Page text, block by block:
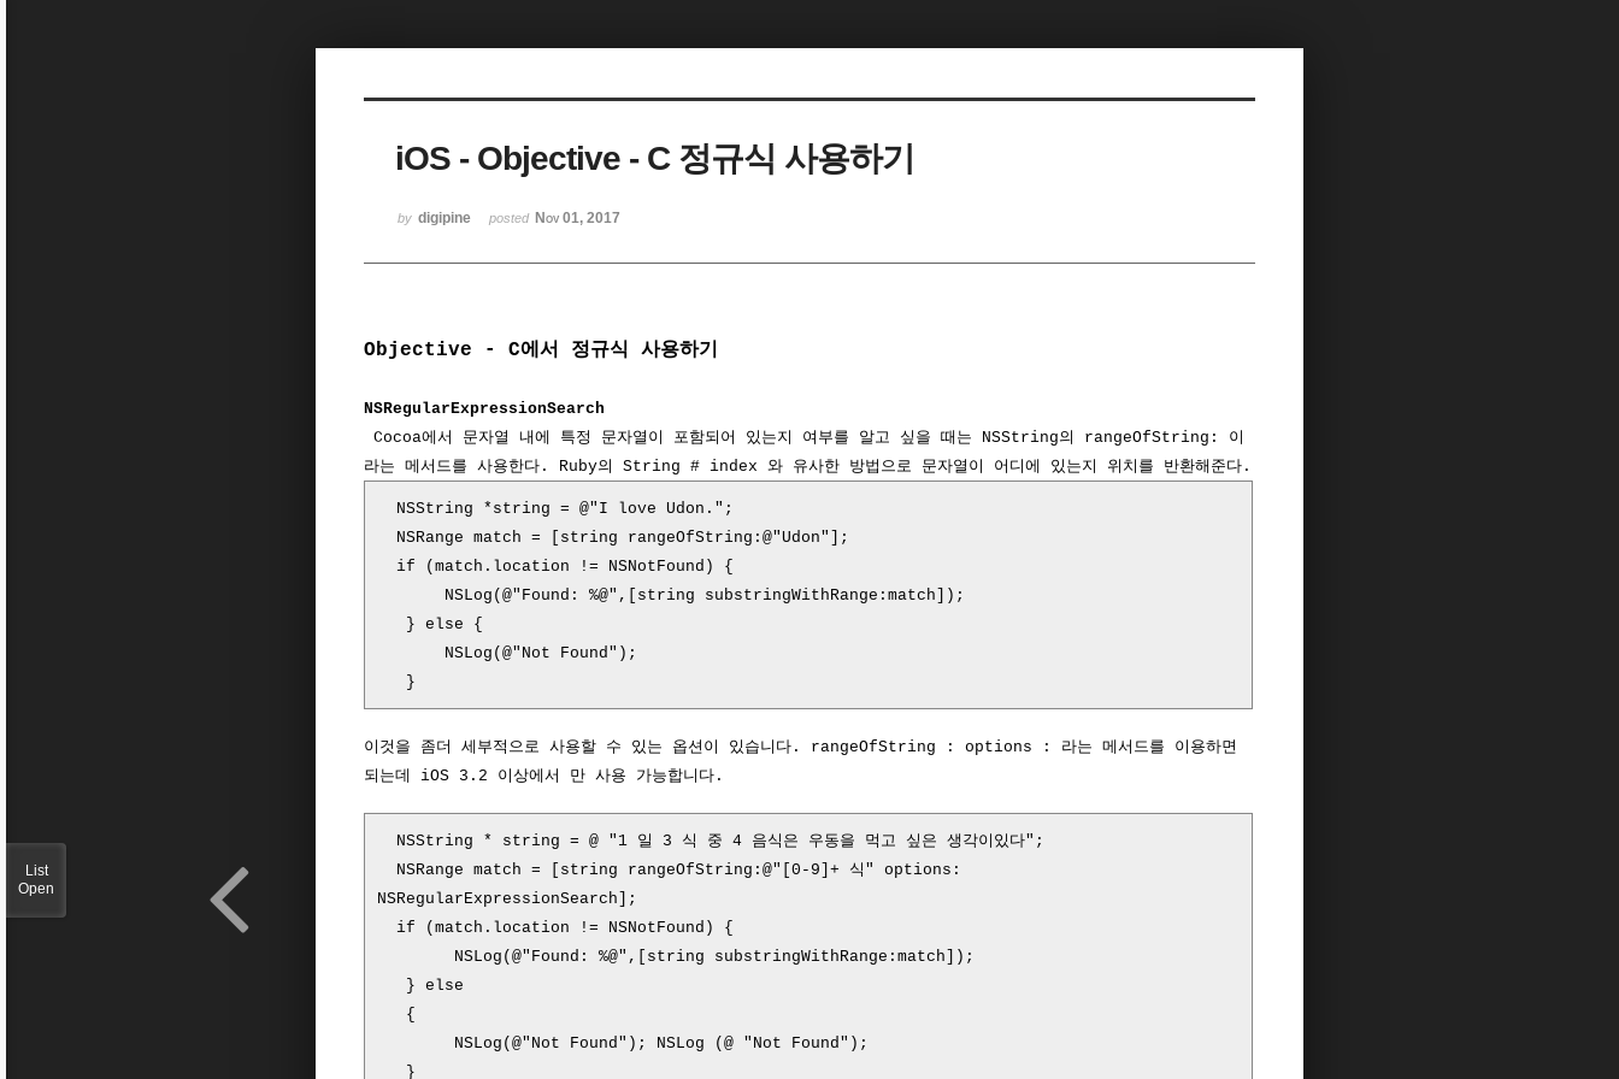
iOS - Objective - C 정규식 사용하기
by digipine posted Nov 01, 2017
Objective - C에서 정규식 사용하기
NSRegularExpressionSearch
Cocoa에서 문자열 내에 특정 문자열이 포함되어 있는지 여부를 알고 싶을 때는 NSString의 rangeOfString: 이
라는 메서드를 사용한다. Ruby의 String # index 와 유사한 방법으로 문자열이 어디에 있는지 위치를 반환해준다.
NSString * string = @"I love Udon." ;
NSRange match = string rangeOfString : @"Udon"
];
if
( match . location != NSNotFound )
{
NSLog ( @"Found: %@" ,[ string substringWithRange : match ]);
} else
{
NSLog ( @"Not Found" );
}
이것을 좀더 세부적으로 사용할 수 있는 옵션이 있습니다. rangeOfString : options : 라는 메서드를 이용하면
되는데 iOS 3.2 이상에서 만 사용 가능합니다.
NSString * string = @ "1 일 3 식 중 4 음식은 우동을 먹고 싶은 생각이있다";
NSRange match = [string rangeOfString:@"[0-9]+ 식" options:
NSRegularExpressionSearch];
if (match.location != NSNotFound) {
NSLog(@"Found: %@",[string substringWithRange:match]);
} else
{
NSLog(@"Not Found");
NSLog (@ "Not Found");
}
List
Open
Sketchbook5, 스케치북5
Sketchbook5, 스케치북5